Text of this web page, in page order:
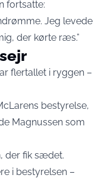
fortsatte:
Jeg levede
der kørte ræs.”
flertallet i ryggen –
bestyrelse,
Magnussen som
der fik sædet.
i bestyrelsen –